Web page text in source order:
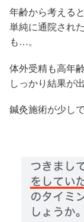
年齢から考える
単純に通院され
も…。
体外受精も高年
しっかり結果が
鍼灸施術が少し